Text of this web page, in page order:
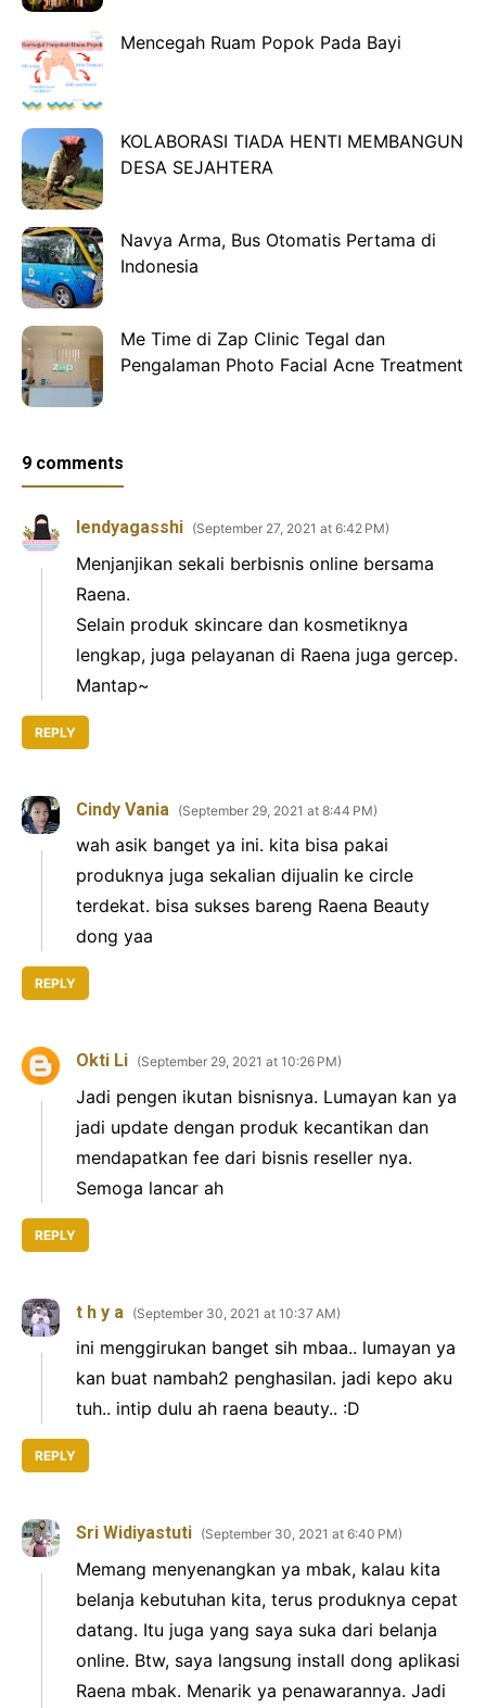
Mencegah Ruam Popok Pada Bayi
KOLABORASI TIADA HENTI MEMBANGUN
DESA SEJAHTERA
Navya Arma, Bus Otomatis Pertama di
Indonesia
Me Time di Zap Clinic Tegal dan
Pengalaman Photo Facial Acne Treatment
9 comments
lendyagasshi September 27, 2021 at 6:42 PM
Menjanjikan sekali berbisnis online bersama
Raena.
Selain produk skincare dan kosmetiknya
lengkap, juga pelayanan di Raena juga gercep.
Mantap~
REPLY
Cindy Vania September 29, 2021 at 8:44 PM
wah asik banget ya ini. kita bisa pakai
produknya juga sekalian dijualin ke circle
terdekat. bisa sukses bareng Raena Beauty
dong yaa
REPLY
Okti Li September 29, 2021 at 10:26 PM
Jadi pengen ikutan bisnisnya. Lumayan kan ya
jadi update dengan produk kecantikan dan
mendapatkan fee dari bisnis reseller nya.
Semoga lancar ah
REPLY
t h y a September 30, 2021 at 10:37 AM
ini menggirukan banget sih mbaa.. lumayan ya
kan buat nambah2 penghasilan. jadi kepo aku
tuh.. intip dulu ah raena beauty.. :D
REPLY
Sri Widiyastuti September 30, 2021 at 6:40 PM
Memang menyenangkan ya mbak, kalau kita
belanja kebutuhan kita, terus produknya cepat
datang. Itu juga yang saya suka dari belanja
online. Btw, saya langsung install dong aplikasi
Raena mbak. Menarik ya penawarannya. Jadi